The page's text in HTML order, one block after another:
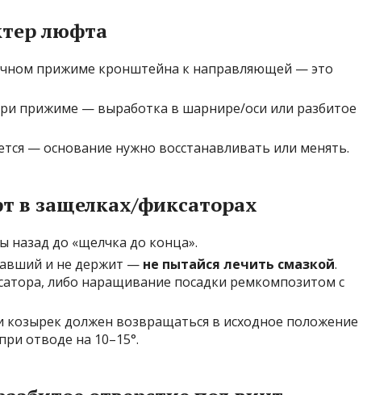
люфта
прижиме кронштейна к направляющей — это
прижиме — выработка в шарнире/оси или разбитое
— основание нужно восстанавливать или менять.
в защелках/фиксаторах
назад до «щелчка до конца».
и не держит — не пытайся лечить смазкой.
либо наращивание посадки ремкомпозитом с
козырек должен возвращаться в исходное положение
отводе на 10–15°.